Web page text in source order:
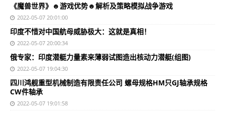
《魔兽世界》☻游戏优势☻解析及策略模拟战争游戏
2022-05-07 20:01:00
印度不惜对中国航母威胁极大：这就是真相！
2022-05-07 20:00:34
俄专家：印度潜艇力量素来薄弱试图造出核动力潜艇(组图)
2022-05-07 19:04:30
四川鸿舰重型机械制造有限责任公司 螺母规格HM只GJ轴承规格
CW件轴承
2022-05-07 19:01:58